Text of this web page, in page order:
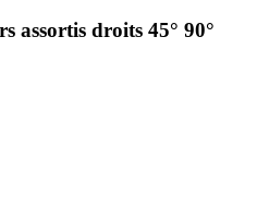
assortis droits 45° 90°